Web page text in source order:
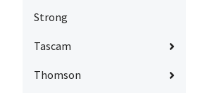
Strong
Tascam
Thomson